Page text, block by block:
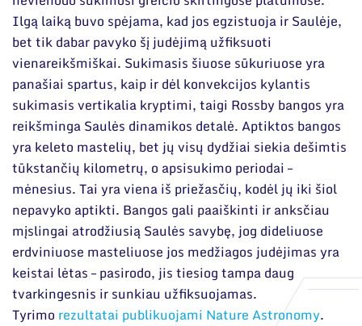
Ilgą laiką buvo spėjama, kad jos egzistuoja ir Saulėje,
bet tik dabar pavyko šį judėjimą užfiksuoti
vienareikšmiškai. Sukimasis šiuose sūkuriuose yra
panašiai spartus, kaip ir dėl konvekcijos kylantis
sukimasis vertikalia kryptimi, taigi Rossby bangos yra
reikšminga Saulės dinamikos detalė. Aptiktos bangos
yra keleto mastelių, bet jų visų dydžiai siekia dešimtis
tūkstančių kilometrų, o apsisukimo periodai –
mėnesius. Tai yra viena iš priežasčių, kodėl jų iki šiol
nepavyko aptikti. Bangos gali paaiškinti ir anksčiau
mįslingai atrodžiusią Saulės savybę, jog dideliuose
erdviniuose masteliuose jos medžiagos judėjimas yra
keistai lėtas – pasirodo, jis tiesiog tampa daug
tvarkingesnis ir sunkiau užfiksuojamas.
Tyrimo rezultatai publikuojami Nature Astronomy.